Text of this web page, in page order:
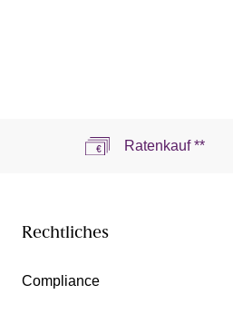
Ratenkauf **
Rechtliches
Compliance